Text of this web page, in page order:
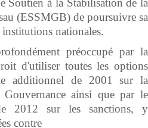
Soutien à la Stabilisation de la
(ESSMGB) de poursuivre sa
nationales.
préoccupé par la
d'utiliser toutes les options
additionnel de 2001 sur la
ainsi que par le
2012 sur les sanctions, y
contre